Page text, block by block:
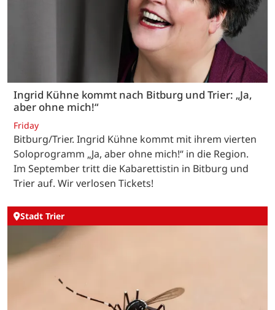
Ingrid Kühne kommt nach Bitburg und Trier: „Ja,
aber ohne mich!“
Friday
Bitburg/Trier. Ingrid Kühne kommt mit ihrem vierten
Soloprogramm „Ja, aber ohne mich!“ in die Region.
Im September tritt die Kabarettistin in Bitburg und
Trier auf. Wir verlosen Tickets!
Stadt Trier